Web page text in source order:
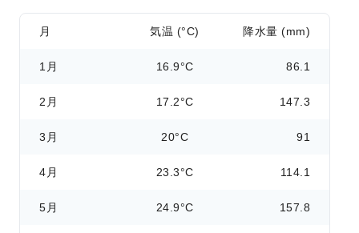
月 気温 (°C) 降水量 (mm)
1月 16.9°C 86.1
2月 17.2°C 147.3
3月 20°C 91
4月 23.3°C 114.1
5月 24.9°C 157.8